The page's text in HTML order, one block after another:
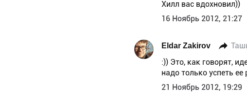
Хилл вас вдохновил))
16 Ноябрь 2012, 21:27
Eldar Zakirov
:)) Это, как говорят,
надо только успеть ее
21 Ноябрь 2012, 19:29